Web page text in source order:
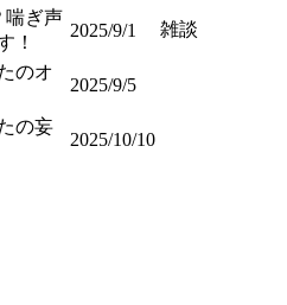
喘ぎ声
！
2025/9/1 雑談
のオ
2025/9/5
の妄
2025/10/10